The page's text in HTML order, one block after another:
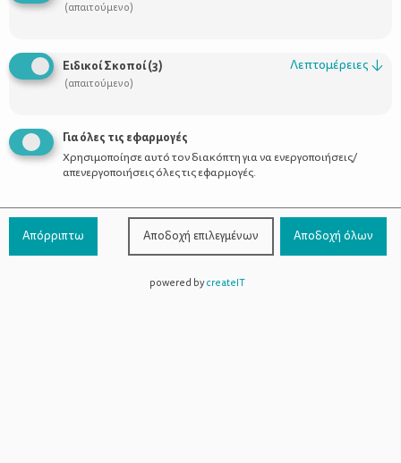
(απαιτούμενο)
Ειδικοί Σκοποί(3)
(απαιτούμενο)
Λεπτομέρειες ↓
Για όλες τις εφαρμογές
Χρησιμοποίησε αυτό τον διακόπτη για να ενεργοποιήσεις/
απενεργοποιήσεις όλες τις εφαρμογές.
Απόρριπτω Αποδοχή επιλεγμένων Αποδοχή όλων
powered bycreateIT